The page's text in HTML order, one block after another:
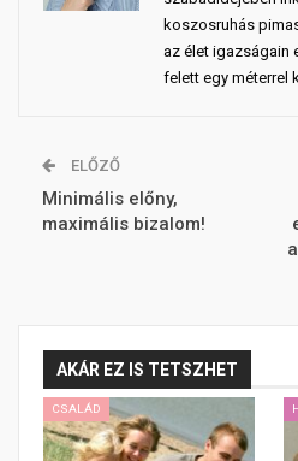
koszosruhás
az élet igazságain
felett egy méterrel
ELŐZŐ
Minimális előny,
maximális bizalom!
AKÁR EZ IS TETSZHET
CSALÁD